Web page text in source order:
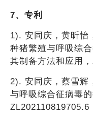
7、专利
1). 安同庆，黄昕怡
种猪繁殖与呼吸综
其制备方法和应用
2). 安同庆，蔡雪辉
与呼吸综合征病毒
ZL202110819705.6